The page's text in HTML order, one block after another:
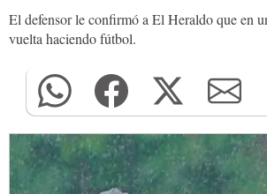
El defensor le confirmó a El Heraldo que en
vuelta haciendo fútbol.